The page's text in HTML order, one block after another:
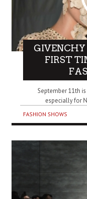
GIVENCHY
FIRST
September 11th
especially for
FASHION SHOWS